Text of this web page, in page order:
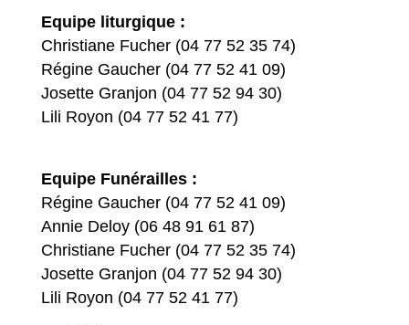
Equipe liturgique :
Christiane Fucher (04 77 52 35 74)
Régine Gaucher (04 77 52 41 09)
Josette Granjon (04 77 52 94 30)
Lili Royon (04 77 52 41 77)
Equipe Funérailles :
Régine Gaucher (04 77 52 41 09)
Annie Deloy (06 48 91 61 87)
Christiane Fucher (04 77 52 35 74)
Josette Granjon (04 77 52 94 30)
Lili Royon (04 77 52 41 77)